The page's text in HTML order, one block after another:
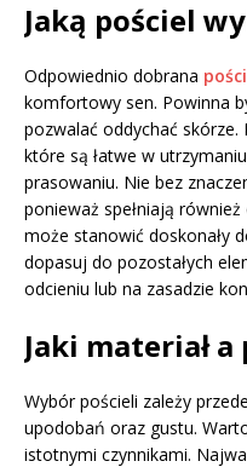
Jaką pościel
Odpowiednio dobrana
komfortowy sen. Powinna
pozwalać oddychać
które są łatwe w
prasowaniu. Nie bez
ponieważ spełniają
może stanowić doskonały
dopasuj do pozostałych
odcieniu lub na zasadzie
Jaki materiał
Wybór pościeli zależy
upodobań oraz gustu.
istotnymi czynnikami.